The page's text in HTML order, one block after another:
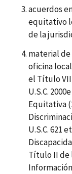
acuerdos
equitativo
de la
material de
oficina
el Título VII
U.S.C.
Equitativa
U.S.C. 621
Título II de
Información